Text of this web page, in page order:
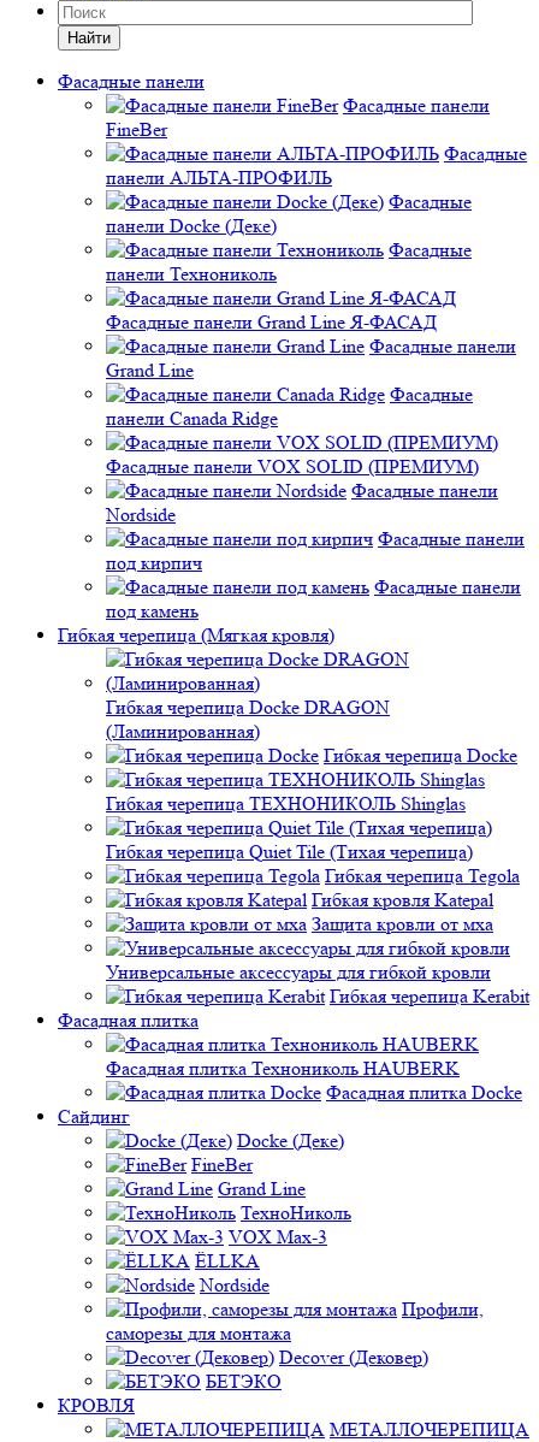
Найти
Фасадные панели
Фасадные панели
FineBer
Фасадные
панели АЛЬТА-ПРОФИЛЬ
Фасадные
панели Docke (Деке)
Фасадные
панели Технониколь
Фасадные панели Grand Line Я-ФАСАД
Фасадные панели
Grand Line
Фасадные
панели Canada Ridge
Фасадные панели VOX SOLID (ПРЕМИУМ)
Фасадные панели
Nordside
Фасадные панели
под кирпич
Фасадные панели
под камень
Гибкая черепица (Мягкая кровля)
Гибкая черепица Docke DRAGON
(Ламинированная)
Гибкая черепица Docke
Гибкая черепица ТЕХНОНИКОЛЬ Shinglas
Гибкая черепица Quiet Tile (Тихая черепица)
Гибкая черепица Tegola
Гибкая кровля Katepal
Защита кровли от мха
Универсальные аксессуары для гибкой кровли
Гибкая черепица Kerabit
Фасадная плитка
Фасадная плитка Технониколь HAUBERK
Фасадная плитка Docke
Сайдинг
Docke (Деке)
FineBer
Grand Line
ТехноНиколь
VOX Max-3
ЁLLKA
Nordside
Профили,
саморезы для монтажа
Decover (Дековер)
БЕТЭКО
КРОВЛЯ
МЕТАЛЛОЧЕРЕПИЦА